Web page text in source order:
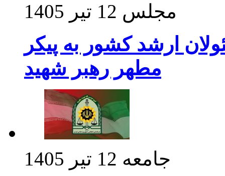
مجلس 12 تیر 1405
ارشد کشور به پیکر
مطهر رهبر شهید
جامعه 12 تیر 1405